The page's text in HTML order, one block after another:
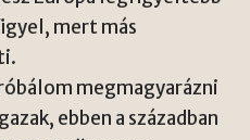
mert más
megmagyarázni
ebben a században